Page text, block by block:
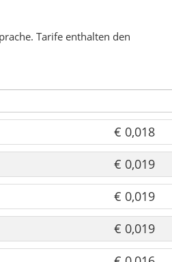
Tarife enthalten den
€ 0,018
€ 0,019
€ 0,019
€ 0,019